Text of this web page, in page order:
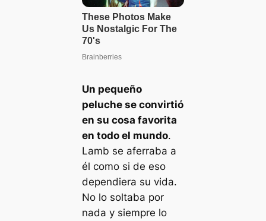
Un pequeño
peluche se convirtió
en su cosa favorita
en todo el mundo.
Lamb se aferraba a
él como si de eso
dependiera su vida.
No lo soltaba por
nada y siempre lo